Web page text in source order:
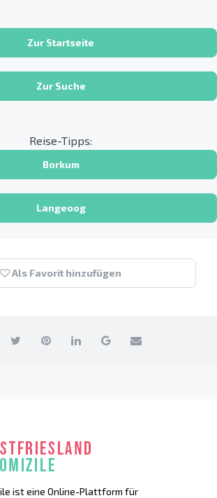
Zur Startseite
Zur Suche
Reise-Tipps:
Borkum
Langeoog
Als Favorit hinzufügen
ist eine Online-Plattform für